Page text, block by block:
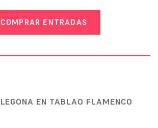
COMPRAR ENTRADAS
EN TABLAO FLAMENCO